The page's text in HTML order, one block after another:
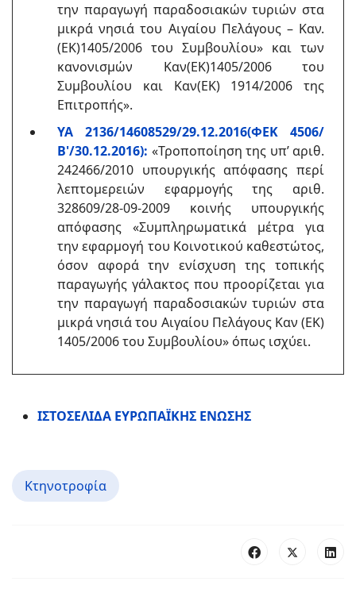
την παραγωγή παραδοσιακών τυριών στα
μικρά νησιά του Αιγαίου Πελάγους – Καν.
(ΕΚ)1405/2006 του Συμβουλίου» και των
κανονισμών Καν(ΕΚ)1405/2006 του
Συμβουλίου και Καν(ΕΚ) 1914/2006 της
Επιτροπής».
ΥΑ 2136/14608529/29.12.2016(ΦΕΚ 4506/
Β'/30.12.2016): «Τροποποίηση της υπ’ αριθ.
242466/2010 υπουργικής απόφασης περί
λεπτομερειών εφαρμογής της αριθ.
328609/28-09-2009 κοινής υπουργικής
απόφασης «Συμπληρωματικά μέτρα για
την εφαρμογή του Κοινοτικού καθεστώτος,
όσον αφορά την ενίσχυση της τοπικής
παραγωγής γάλακτος που προορίζεται για
την παραγωγή παραδοσιακών τυριών στα
μικρά νησιά του Αιγαίου Πελάγους Καν (ΕΚ)
1405/2006 του Συμβουλίου» όπως ισχύει.
ΙΣΤΟΣΕΛΙΔΑ ΕΥΡΩΠΑΪΚΗΣ ΕΝΩΣΗΣ
Κτηνοτροφία